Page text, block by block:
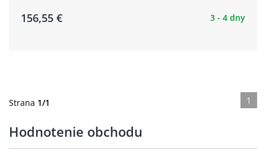
156,55 € 3 - 4 dny
Strana 1/1 1
Hodnotenie obchodu